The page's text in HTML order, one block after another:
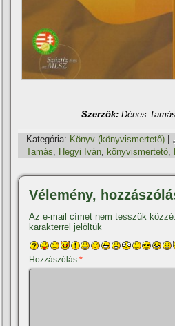
Szerzők:Dénes
Kategória: Könyv (könyvismertető) |
Tamás
Hegyi Iván könyvismertető
Vélemény,
Az e-mail címet nem tesszük közzé.
karakterrel jelöltük
Hozzászólás*